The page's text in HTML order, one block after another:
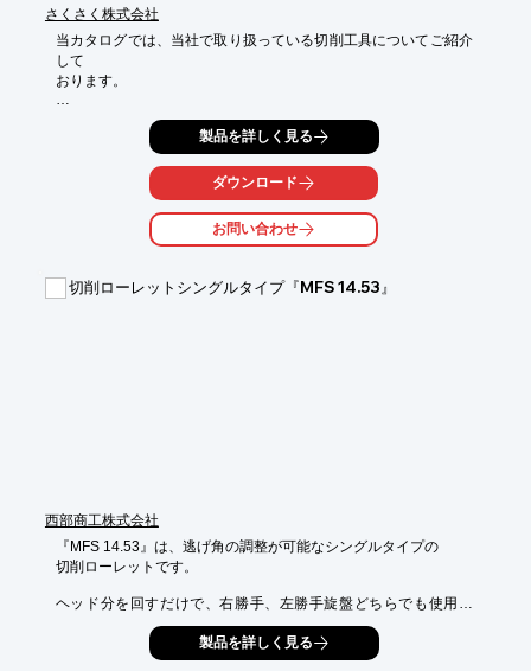
さくさく株式会社
当カタログでは、当社で取り扱っている切削工具についてご紹介
して
おります。
旋削インサートでは、材種表や、各社材種対照表、各社ブレーカ
切削条件表など併せて製品を掲載。
その他、ミーリングや穴あけ、ねじ切りなどの製品を外観ととも
ご紹介しており、導入検討の際に参考にしやすい一冊となってい
【掲載製品(一部)】
製品を詳しく見る
ダウンロード
お問い合わせ
切削ローレットシングルタイプ『MFS 14.53』
西部商工株式会社
『MFS 14.53』は、逃げ角の調整が可能なシングルタイプの
切削ローレットです。
ヘッド分を回すだけで、右勝手、左勝手旋盤どちらでも使用で
ヘッド部が回転できるので駒の位置合わせの作業効率が向上。
製品を詳しく見る